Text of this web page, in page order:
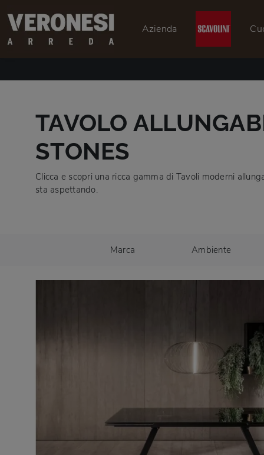
Azienda
TAVOLO
STONES
Clicca e scopri una ricca gamma di Tavoli moderni
sta aspettando.
Marca Ambiente